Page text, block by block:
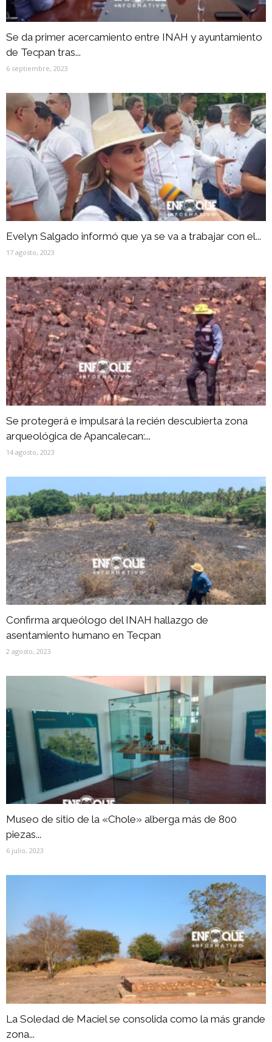
Se da primer acercamiento entre INAH y ayuntamiento
de Tecpan tras...
6 septiembre, 2023
Evelyn Salgado informó que ya se va a trabajar con el...
17 agosto, 2023
Se protegerá e impulsará la recién descubierta zona
arqueológica de Apancalecan:...
14 agosto, 2023
Confirma arqueólogo del INAH hallazgo de
asentamiento humano en Tecpan
2 agosto, 2023
Museo de sitio de la «Chole» alberga más de 800
piezas...
6 julio, 2023
La Soledad de Maciel se consolida como la más grande
zona...